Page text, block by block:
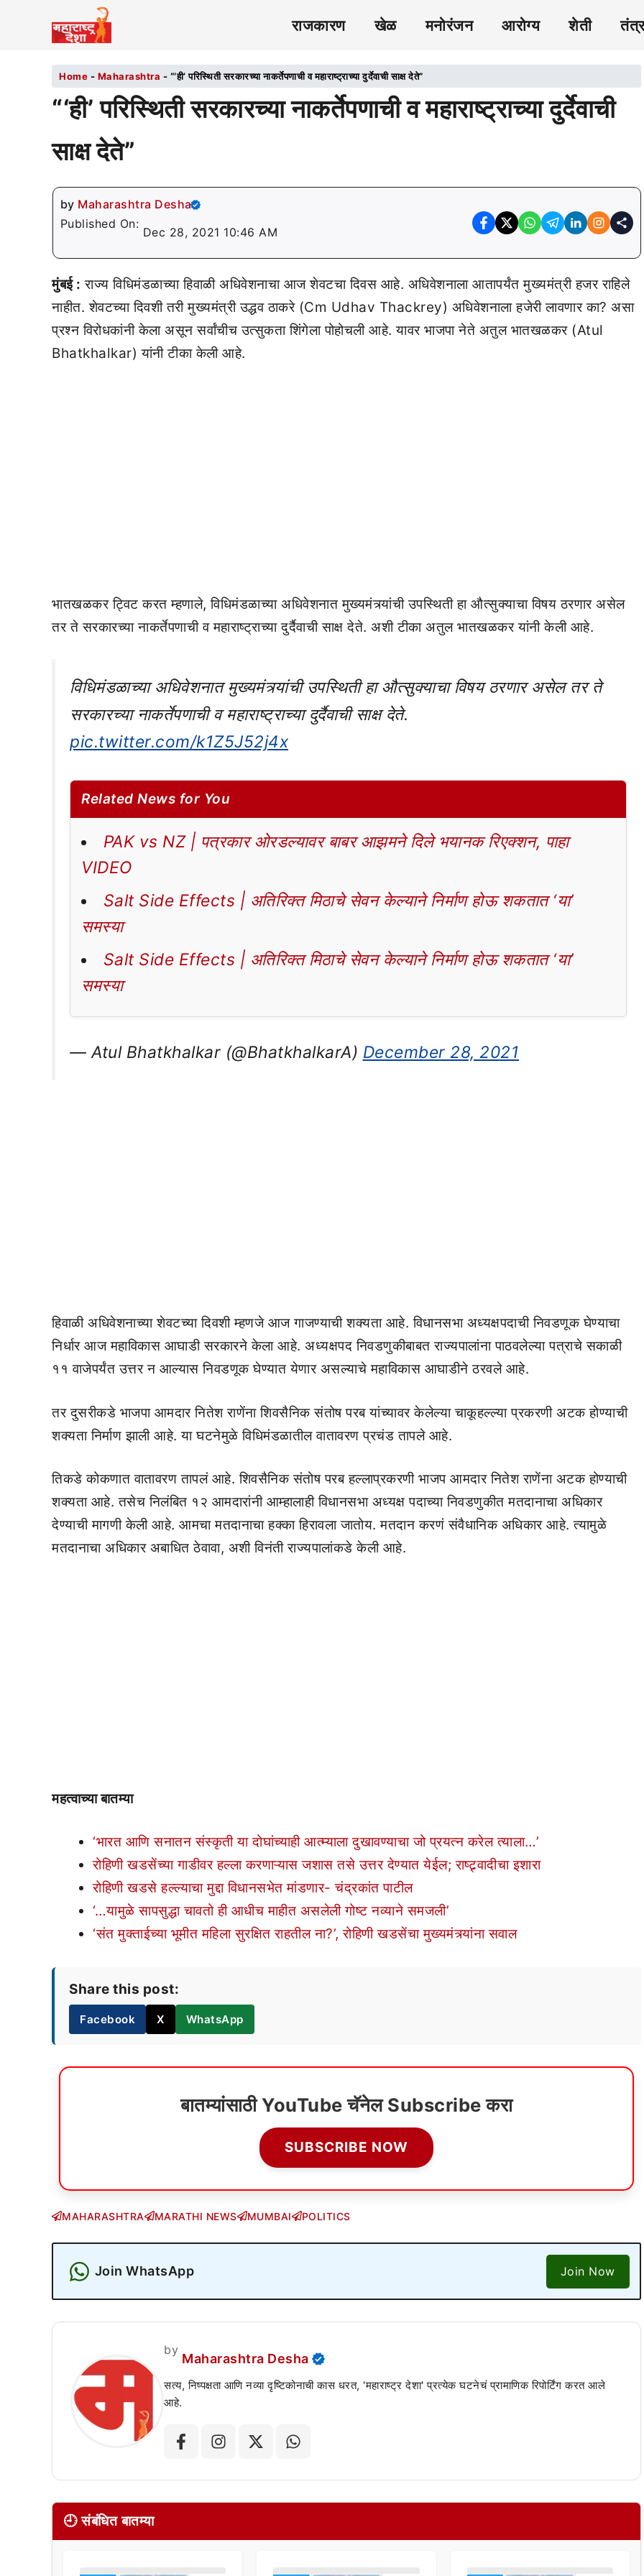
राजकारण खेळ मनोरंजन आरोग्य शेती
Home - Maharashtra - “‘ही’ परिस्थिती सरकारच्या नाकर्तेपणाची व महाराष्ट्राच्या दुर्देवाची साक्ष देते”
“‘ही’ परिस्थिती सरकारच्या नाकर्तेपणाची व महाराष्ट्राच्या दुर्देवाची
साक्ष देते”
by Maharashtra Desha
Published On:
Dec 28, 2021 10:46 AM
मुंबई : राज्य विधिमंडळाच्या हिवाळी अधिवेशनाचा आज शेवटचा दिवस आहे. अधिवेशनाला आतापर्यंत मुख्यमंत्री हजर राहिले
नाहीत. शेवटच्या दिवशी तरी मुख्यमंत्री उद्धव ठाकरे (Cm Udhav Thackrey) अधिवेशनाला हजेरी लावणार का? असा
प्रश्न विरोधकांनी केला असून सर्वांचीच उत्सुकता शिंगेला पोहोचली आहे. यावर भाजपा नेते अतुल भातखळकर (Atul
Bhatkhalkar) यांनी टीका केली आहे.
भातखळकर ट्विट करत म्हणाले, विधिमंडळाच्या अधिवेशनात मुख्यमंत्र्यांची उपस्थिती हा औत्सुक्याचा विषय ठरणार असेल
तर ते सरकारच्या नाकर्तेपणाची व महाराष्ट्राच्या दुर्दैवाची साक्ष देते. अशी टीका अतुल भातखळकर यांनी केली आहे.
विधिमंडळाच्या अधिवेशनात मुख्यमंत्र्यांची उपस्थिती हा औत्सुक्याचा विषय ठरणार असेल तर ते
सरकारच्या नाकर्तेपणाची व महाराष्ट्राच्या दुर्दैवाची साक्ष देते.
pic.twitter.com/k1Z5J52j4x
Related News for You
PAK vs NZ | पत्रकार ओरडल्यावर बाबर आझमने दिले भयानक रिएक्शन, पाहा
VIDEO
Salt Side Effects | अतिरिक्त मिठाचे सेवन केल्याने निर्माण होऊ शकतात ‘या’
समस्या
Salt Side Effects | अतिरिक्त मिठाचे सेवन केल्याने निर्माण होऊ शकतात ‘या’
समस्या
— Atul Bhatkhalkar (@BhatkhalkarA) December 28, 2021
हिवाळी अधिवेशनाच्या शेवटच्या दिवशी म्हणजे आज गाजण्याची शक्यता आहे. विधानसभा अध्यक्षपदाची निवडणूक घेण्याचा
निर्धार आज महाविकास आघाडी सरकारने केला आहे. अध्यक्षपद निवडणुकीबाबत राज्यपालांना पाठवलेल्या पत्राचे सकाळी
११ वाजेपर्यंत उत्तर न आल्यास निवडणूक घेण्यात येणार असल्याचे महाविकास आघाडीने ठरवले आहे.
तर दुसरीकडे भाजपा आमदार नितेश राणेंना शिवसैनिक संतोष परब यांच्यावर केलेल्या चाकूहल्ल्या प्रकरणी अटक होण्याची
शक्यता निर्माण झाली आहे. या घटनेमुळे विधिमंडळातील वातावरण प्रचंड तापले आहे.
तिकडे कोकणात वातावरण तापलं आहे. शिवसैनिक संतोष परब हल्लाप्रकरणी भाजप आमदार नितेश राणेंना अटक होण्याची
शक्यता आहे. तसेच निलंबित १२ आमदारांनी आम्हालाही विधानसभा अध्यक्ष पदाच्या निवडणुकीत मतदानाचा अधिकार
देण्याची मागणी केली आहे. आमचा मतदानाचा हक्का हिरावला जातोय. मतदान करणं संवैधानिक अधिकार आहे. त्यामुळे
मतदानाचा अधिकार अबाधित ठेवावा, अशी विनंती राज्यपालांकडे केली आहे.
महत्वाच्या बातम्या
‘भारत आणि सनातन संस्कृती या दोघांच्याही आत्म्याला दुखावण्याचा जो प्रयत्न करेल त्याला…’
रोहिणी खडसेंच्या गाडीवर हल्ला करणाऱ्यास जशास तसे उत्तर देण्यात येईल; राष्ट्र्वादीचा इशारा
रोहिणी खडसे हल्ल्याचा मुद्दा विधानसभेत मांडणार- चंद्रकांत पाटील
‘…यामुळे सापसुद्धा चावतो ही आधीच माहीत असलेली गोष्ट नव्याने समजली’
‘संत मुक्ताईच्या भूमीत महिला सुरक्षित राहतील ना?’, रोहिणी खडसेंचा मुख्यमंत्र्यांना सवाल
Share this post:
Facebook X WhatsApp
बातम्यांसाठी YouTube चॅनेल Subscribe करा
SUBSCRIBE NOW
MAHARASHTRA MARATHI NEWS MUMBAI POLITICS
Join WhatsApp Join Now
by
Maharashtra Desha
सत्य, निष्पक्षता आणि नव्या दृष्टिकोनाची कास धरत, 'महाराष्ट्र देशा' प्रत्येक घटनेचं प्रामाणिक रिपोर्टिंग करत आले
आहे.
🕘 संबंधित बातम्या